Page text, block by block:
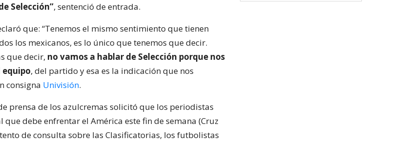
Selección”, sentenció de entrada.
que: “Tenemos el mismo sentimiento que tienen
los mexicanos, es lo único que tenemos que decir.
que decir, no vamos a hablar de Selección porque nos
, del partido y esa es la indicación que nos
consigna Univisión.
prensa de los azulcremas solicitó que los periodistas
debe enfrentar el América este fin de semana (Cruz
de consulta sobre las Clasificatorias, los futbolistas